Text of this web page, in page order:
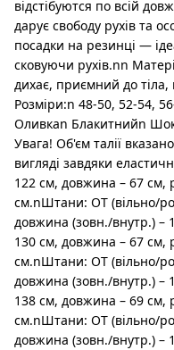
відстібуются по всій
дарує свободу рухів та
посадки на резинці —
сковуючи рухів.nn
дихає, приємний до тіла,
Розміри:n 48-50, 52-54,
Оливкаn Блакитнийn
Увага! Об'єм талії
вигляді завдяки
122 см, довжина – 67 см,
см.nШтани: ОТ (вільно/
довжина (зовн./внутр.) –
130 см, довжина – 67 см,
см.nШтани: ОТ (вільно/
довжина (зовн./внутр.) –
138 см, довжина – 69 см,
см.nШтани: ОТ (вільно/
довжина (зовн./внутр.) –